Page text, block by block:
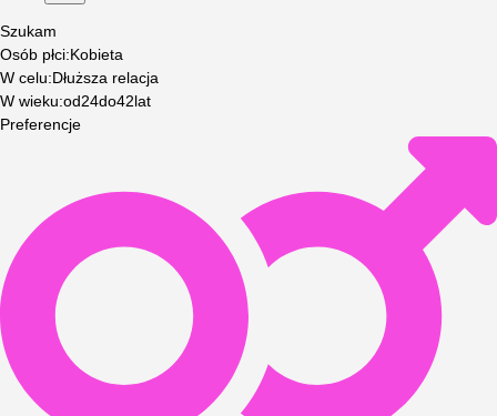
Szukam
Osób płci:Kobieta
W celu:Dłuższa relacja
W wieku:od24do42lat
Preferencje